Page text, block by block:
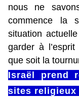
nous ne
commence la
situation
garder à
que soit la
Israël prend
sites